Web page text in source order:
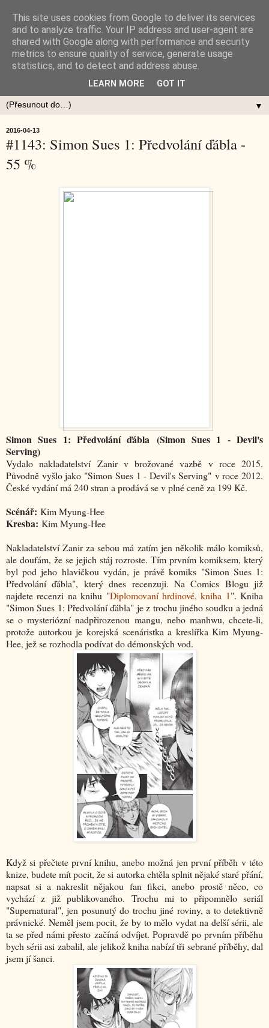
▼
2016-04-13
#1143: Simon Sues 1: Předvolání ďábla -
55 %
Simon Sues 1: Předvolání ďábla (Simon Sues 1 - Devil's
Serving)
Vydalo nakladatelství Zanir v brožované vazbě v roce 2015.
Původně vyšlo jako "Simon Sues 1 - Devil's Serving" v roce 2012.
České vydání má 240 stran a prodává se v plné ceně za 199 Kč.
Scénář: Kim Myung-Hee
Kresba: Kim Myung-Hee
Nakladatelství Zanir za sebou má zatím jen několik málo komiksů,
ale doufám, že se jejich stáj rozroste. Tím prvním komiksem, který
byl pod jeho hlavičkou vydán, je právě komiks "Simon Sues 1:
Předvolání ďábla", který dnes recenzuji. Na Comics Blogu již
najdete recenzi na knihu "Diplomovaní hrdinové, kniha 1". Kniha
"Simon Sues 1: Předvolání ďábla" je z trochu jiného soudku a jedná
se o mysteriózní nadpřirozenou mangu, nebo manhwu, chcete-li,
protože autorkou je korejská scenáristka a kreslířka Kim Myung-
Hee, jež se rozhodla podívat do démonských vod.
Když si přečtete první knihu, anebo možná jen první příběh v této
knize, budete mít pocit, že si autorka chtěla splnit nějaké staré přání,
napsat si a nakreslit nějakou fan fikci, anebo prostě něco, co
vychází z již publikovaného. Trochu mi to připomnělo seriál
"Supernatural", jen posunutý do trochu jiné roviny, a to detektivně
právnické. Neměl jsem pocit, že by to mělo vydat na delší sérii, ale
ta se před námi přesto začíná odvíjet. Popravdě po prvním příběhu
bych sérii asi zabalil, ale jelikož kniha nabízí tři sebrané příběhy, dal
jsem jí šanci.
This site uses cookies from Google to deliver its services
and to analyze traffic. Your IP address and user-agent are
shared with Google along with performance and security
metrics to ensure quality of service, generate usage
statistics, and to detect and address abuse.
LEARN MORE GOT IT